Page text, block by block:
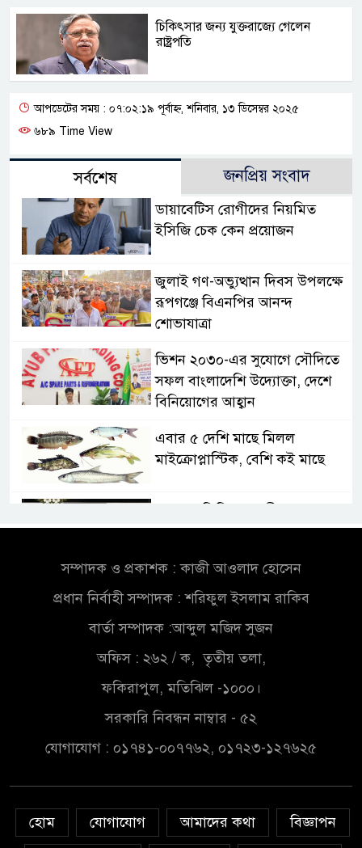
চিকিৎসার জন্য যুক্তরাজ্যে গেলেন
রাষ্ট্রপতি
আপডেটের সময় : ০৭:০২:১৯ পূর্বাহ্ন, শনিবার, ১৩ ডিসেম্বর ২০২৫
৬৮৯ Time View
সর্বশেষ জনপ্রিয় সংবাদ
ডায়াবেটিস রোগীদের নিয়মিত
ইসিজি চেক কেন প্রয়োজন
জুলাই গণ-অভ্যুত্থান দিবস উপলক্ষে
রূপগঞ্জে বিএনপির আনন্দ
শোভাযাত্রা
ভিশন ২০৩০-এর সুযোগে সৌদিতে
সফল বাংলাদেশি উদ্যোক্তা, দেশে
বিনিয়োগের আহ্বান
এবার ৫ দেশি মাছে মিলল
মাইক্রোপ্লাস্টিক, বেশি কই মাছে
খালেকের ইন্তেকাল
অগ্রযাত্রায় নতুন অধ্যায়
বাংলাদেশে বর্তমানে স্থিতিশীল
এখনই উপযুক্ত সময়
সরকার,প্রবাসীদের বিনিয়োগের
চাঁদপুরে মাটির নিচে গাঁজার ড্রাম,
মাদক কারবারি আটক
সম্পাদক ও প্রকাশক : কাজী আওলাদ হোসেন
প্রধান নির্বাহী সম্পাদক : শরিফুল ইসলাম রাকিব
বার্তা সম্পাদক :আব্দুল মজিদ সুজন
অফিস : ২৬২ / ক, তৃতীয় তলা,
ফকিরাপুল, মতিঝিল -১০০০।
সরকারি নিবন্ধন নাম্বার - ৫২
যোগাযোগ : ০১৭৪১-০০৭৭৬২, ০১৭২৩-১২৭৬২৫
হোম যোগাযোগ আমাদের কথা
বিজ্ঞাপন